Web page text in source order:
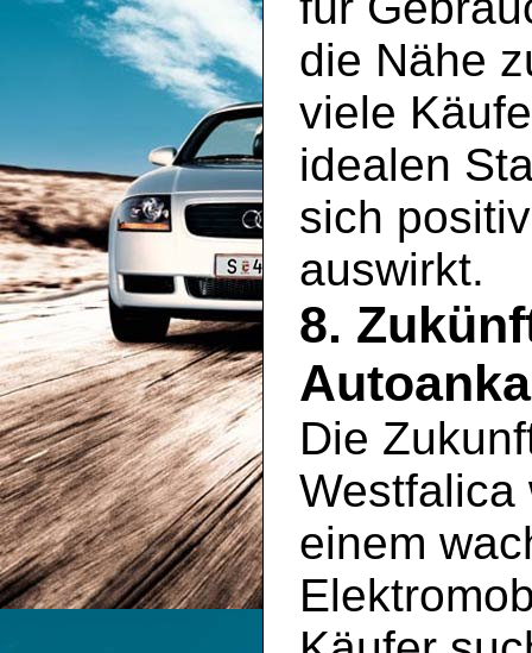
die Nähe
viele
idealen
sich
auswirkt.
8.
Die
Westfalica
einem